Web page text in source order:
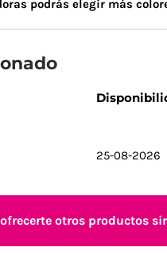
podrás elegir más
25-08-2026
otros productos